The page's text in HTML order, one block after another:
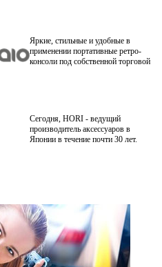
Яркие, стильные и удобные в
применении портативные ретро-
консоли под собственной торговой
Сегодня, HORI - ведущий
производитель аксессуаров в
Японии в течение почти 30 лет.